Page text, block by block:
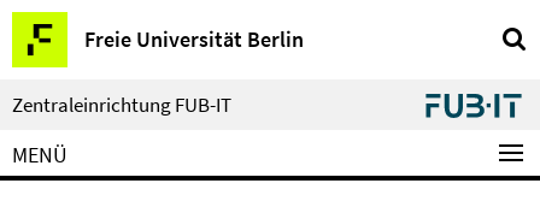
Springe
direkt
zu
Inhalt
Freie Universität Berlin
Service-
Navigation
Zentraleinrichtung FUB-IT
MENÜ